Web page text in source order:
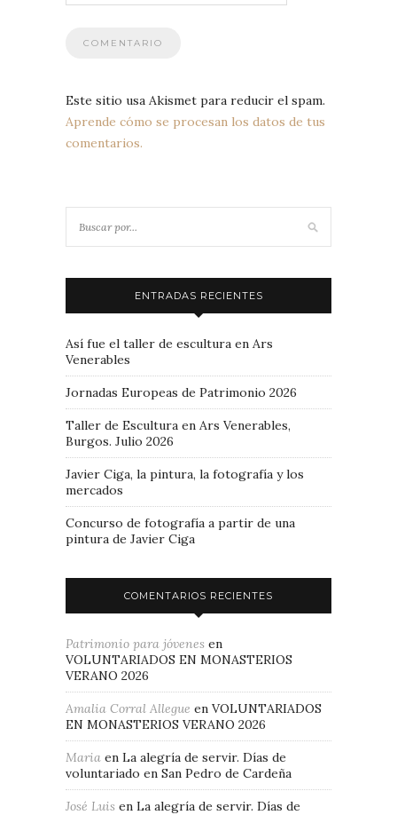
Este sitio usa Akismet para reducir el spam.
Aprende cómo se procesan los datos de tus
comentarios.
ENTRADAS RECIENTES
Así fue el taller de escultura en Ars
Venerables
Jornadas Europeas de Patrimonio 2026
Taller de Escultura en Ars Venerables,
Burgos. Julio 2026
Javier Ciga, la pintura, la fotografía y los
mercados
Concurso de fotografía a partir de una
pintura de Javier Ciga
COMENTARIOS RECIENTES
Patrimonio para jóvenes en
VOLUNTARIADOS EN MONASTERIOS
VERANO 2026
Amalia Corral Allegue en VOLUNTARIADOS
EN MONASTERIOS VERANO 2026
Maria en La alegría de servir. Días de
voluntariado en San Pedro de Cardeña
José Luis en La alegría de servir. Días de